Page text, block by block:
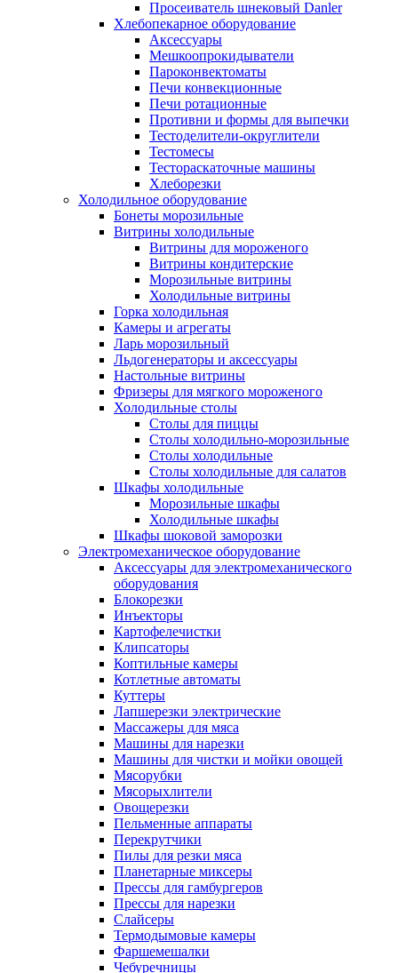
Просеиватель шнековый Danler
Хлебопекарное оборудование
Аксессуары
Мешкоопрокидыватели
Пароконвектоматы
Печи конвекционные
Печи ротационные
Противни и формы для выпечки
Тестоделители-округлители
Тестомесы
Тестораскаточные машины
Хлеборезки
Холодильное оборудование
Бонеты морозильные
Витрины холодильные
Витрины для мороженого
Витрины кондитерские
Морозильные витрины
Холодильные витрины
Горка холодильная
Камеры и агрегаты
Ларь морозильный
Льдогенераторы и аксессуары
Настольные витрины
Фризеры для мягкого мороженого
Холодильные столы
Столы для пиццы
Столы холодильно-морозильные
Столы холодильные
Столы холодильные для салатов
Шкафы холодильные
Mорозильные шкафы
Холодильные шкафы
Шкафы шоковой заморозки
Электромеханическое оборудование
Аксессуары для электромеханического
оборудования
Блокорезки
Инъекторы
Картофелечистки
Клипсаторы
Коптильные камеры
Котлетные автоматы
Куттеры
Лапшерезки электрические
Массажеры для мяса
Машины для нарезки
Машины для чистки и мойки овощей
Мясорубки
Мясорыхлители
Овощерезки
Пельменные аппараты
Перекрутчики
Пилы для резки мяса
Планетарные миксеры
Прессы для гамбургеров
Прессы для нарезки
Слайсеры
Термодымовые камеры
Фаршемешалки
Чебуречницы